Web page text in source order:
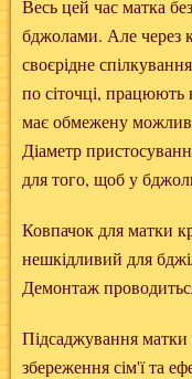
Весь цей час матка
бджолами. Але через
своєрідне
по сіточці, працюють
має обмежену
Діаметр
для того, щоб у
Ковпачок для матки
нешкідливий для
Демонтаж
Підсаджування
збереження сім'ї та